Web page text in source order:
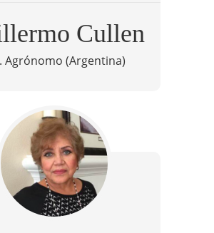
Cullen
Agrónomo (Argentina)